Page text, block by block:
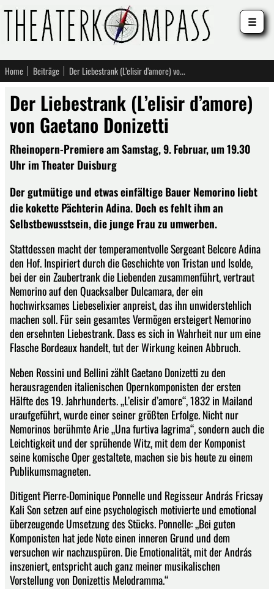
Home Beiträge Der Liebestrank (L’elisir d’amore) von Gaetano Donizetti
Der Liebestrank (L’elisir d’amore)
von Gaetano Donizetti
Rheinopern-Premiere am Samstag, 9. Februar, um 19.30
Uhr im Theater Duisburg
Der gutmütige und etwas einfältige Bauer Nemorino liebt
die kokette Pächterin Adina. Doch es fehlt ihm an
Selbstbewusstsein, die junge Frau zu umwerben.
Stattdessen macht der temperamentvolle Sergeant Belcore Adina
den Hof. Inspiriert durch die Geschichte von Tristan und Isolde,
bei der ein Zaubertrank die Liebenden zusammenführt, vertraut
Nemorino auf den Quacksalber Dulcamara, der ein
hochwirksames Liebeselixier anpreist, das ihn unwiderstehlich
machen soll. Für sein gesamtes Vermögen ersteigert Nemorino
den ersehnten Liebestrank. Dass es sich in Wahrheit nur um eine
Flasche Bordeaux handelt, tut der Wirkung keinen Abbruch.
Neben Rossini und Bellini zählt Gaetano Donizetti zu den
herausragenden italienischen Opernkomponisten der ersten
Hälfte des 19. Jahrhunderts. „L’elisir d’amore“, 1832 in Mailand
uraufgeführt, wurde einer seiner größten Erfolge. Nicht nur
Nemorinos berühmte Arie „Una furtiva lagrima“, sondern auch die
Leichtigkeit und der sprühende Witz, mit dem der Komponist
seine komische Oper gestaltete, machen sie bis heute zu einem
Publikumsmagneten.
Ditigent Pierre-Dominique Ponnelle und Regisseur András Fricsay
Kali Son setzen auf eine psychologisch motivierte und emotional
überzeugende Umsetzung des Stücks. Ponnelle: „Bei guten
Komponisten hat jede Note einen inneren Grund und dem
versuchen wir nachzuspüren. Die Emotionalität, mit der András
inszeniert, entspricht auch ganz meiner musikalischen
Vorstellung von Donizettis Melodramma.“
☰